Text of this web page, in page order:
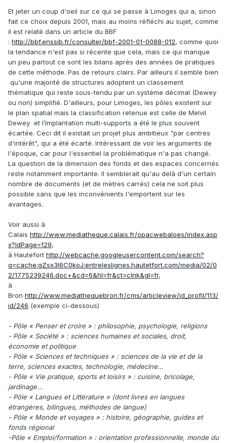
Et jeter un coup d'oeil sur ce qui se passe à Limoges qui a, sinon
fait ce choix depuis 2001, mais au moins réfléchi au sujet, comme
il est relaté dans un article du BBF
: http://bbf.enssib.fr/consulter/bbf-2001-01-0088-012, comme quoi
la tendance n'est pas si récente que cela, mais ce qui manque
un peu partout ce sont les bilans après des années de pratiques
de cette méthode. Pas de retours clairs. Par ailleurs il semble bien
qu'une majorité de structures adoptent un classement
thématique qui reste sous-tendu par un système décimal (Dewey
ou non) simplifié. D'ailleurs, pour Limoges, les pôles existent sur
le plan spatial mais la classification retenue est celle de Melvil
Dewey et l’implantation multi-supports a été le plus souvent
écartée. Ceci dit il existait un projet plus ambitieux "par centres
d'intérêt", qui a été écarté. Intéressant de voir les arguments de
l'époque, car pour l'essentiel la problématique n'a pas changé.
La question de la dimension des fonds et des espaces concernés
reste notamment importante. Il semblerait qu'au delà d'un certain
nombre de documents (et de mètres carrés) cela ne soit plus
possible sans que les inconvénients l'emportent sur les
avantages.
Voir aussi à
Calais http://www.mediatheque.calais.fr/opacwebaloes/index.asp
x?IdPage=129,
à Hautefort http://webcache.googleusercontent.com/search?
q=cache:gZsx3l6C0koJ:entreleslignes.hautetfort.com/media/02/0
2/1775239246.doc+&cd=6&hl=fr&ct=clnk&gl=fr,
à
Bron http://www.mediathequebron.fr/cms/articleview/id_profil/113/
id/246 (exemple ci-dessous)
- Pôle « Penser et croire » : philosophie, psychologie, religions
- Pôle « Société » : sciences humaines et sociales, droit,
économie et politique
- Pôle « Sciences et techniques » : sciences de la vie et de la
terre, sciences exactes, technologie, médecine…
- Pôle « Vie pratique, sports et loisirs » : cuisine, bricolage,
jardinage…
- Pôle « Langues et Littérature » (dont livres en langues
étrangères, bilingues, méthodes de langue)
- Pôle « Monde et voyages » : histoire, géographie, guides et
fonds régional
-Pôle « Emploi/formation » : orientation professionnelle, monde du